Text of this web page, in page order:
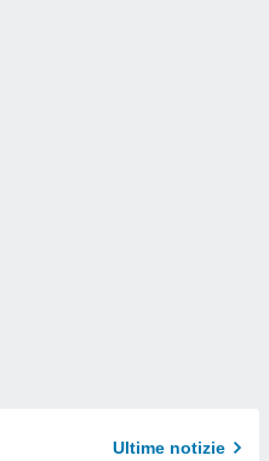
Ultime notizie